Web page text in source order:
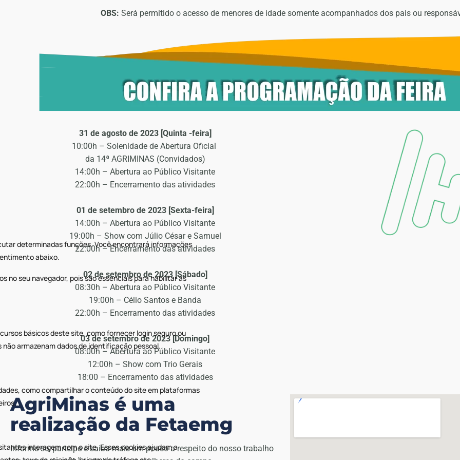
OBS: Será permitido o acesso de menores de idade somente acompanhados dos pais ou
31 de agosto de 2023 [Quinta -feira]
10:00h – Solenidade de Abertura Oficial
da 14ª AGRIMINAS (Convidados)
14:00h – Abertura ao Público Visitante
22:00h – Encerramento das atividades
01 de setembro de 2023 [Sexta-feira]
14:00h – Abertura ao Público Visitante
19:00h – Show com Júlio César e Samuel
22:00h – Encerramento das atividades
02 de setembro de 2023 [Sábado]
08:30h – Abertura ao Público Visitante
19:00h – Célio Santos e Banda
22:00h – Encerramento das atividades
03 de setembro de 2023 [Domingo]
08:00h – Abertura ao Público Visitante
12:00h – Show com Trio Gerais
18:00 – Encerramento das atividades
AgriMinas é uma
realização da Fetaemg
Informe-se, partcipe e saiba mais um pouco a respeito do nosso trabalho